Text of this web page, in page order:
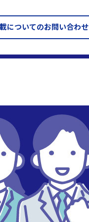
についてのお問い合わせ